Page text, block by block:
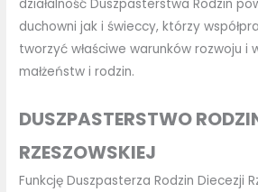
działalność Duszpasterstwa Rodzin
duchowni jak i świeccy, którzy
tworzyć właściwe warunków rozwoju i
małżeństw i rodzin.
DUSZPASTERSTWO
RZESZOWSKIEJ
Funkcję Duszpasterza Rodzin Diecezji